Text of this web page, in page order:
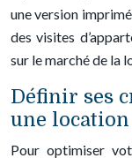
une version
des visites
sur le marché de la
Définir ses
une location
Pour optimiser